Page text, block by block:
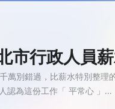
市行政人員薪
萬別錯過，比薪水特別整
認為這份工作「 平常心 」...